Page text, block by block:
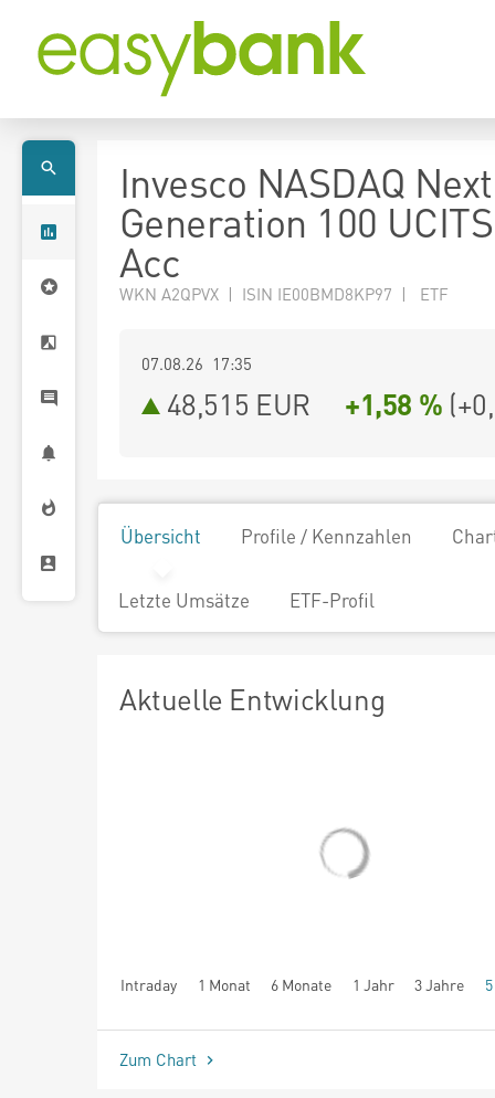
Invesco NASDAQ Next
Generation 100
Acc
WKN A2QPVX | ISIN IE00BMD8KP97 | ETF
07.08.26 17:35
48,515 EUR +1,58 % (
Übersicht Profile / Kennzahlen
Letzte Umsätze ETF-Profil
Aktuelle Entwicklung
Intraday 1 Monat 6 Monate 1 Jahr 3 Jahre
seit Beginn
Zum Chart